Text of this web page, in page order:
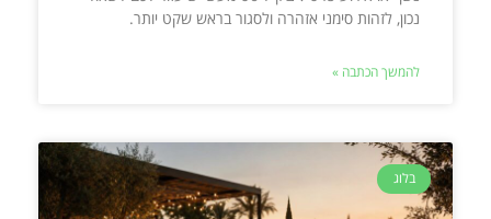
נכון, לזהות סימני אזהרה ולסגור בראש שקט יותר.
להמשך הכתבה »
בלוג